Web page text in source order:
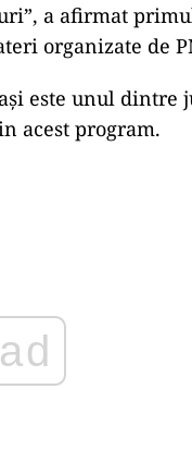
a afirmat
organizate de
este unul dintre
acest program.